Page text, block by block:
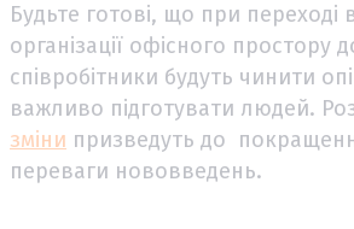
Будьте готові, що при переході
організації офісного простору
співробітники будуть чинити
важливо підготувати людей.
зміни призведуть до
переваги нововведень.